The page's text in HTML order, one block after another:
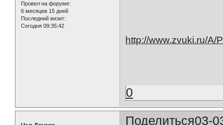
Провел на форуме:
6 месяцев 15 дней
Последний визит:
Сегодня 09:35:42
http://www.zvuki.ru/A/
0
Поделиться03-